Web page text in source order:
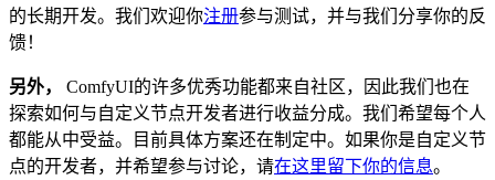
的长期开发。我们欢迎你注册参与测试，并与我们分享你的反
馈！
另外，
ComfyUI的许多优秀功能都来自社区，因此我们也在
探索如何与自定义节点开发者进行收益分成。我们希望每个人
都能从中受益。目前具体方案还在制定中。如果你是自定义节
点的开发者，并希望参与讨论，请在这里留下你的信息。